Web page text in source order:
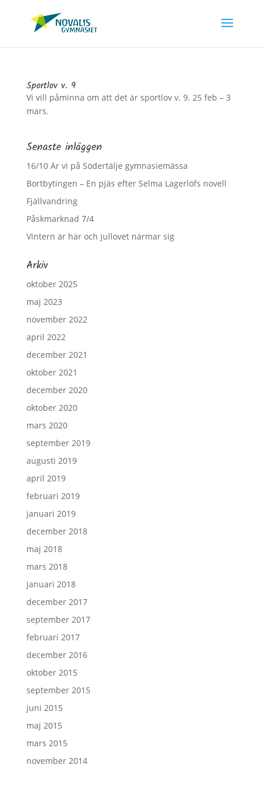
Sportlov v. 9
Vi vill påminna om att det är sportlov v. 9. 25 feb – 3
mars.
Senaste inläggen
16/10 Är vi på Södertälje gymnasiemässa
Bortbytingen – En pjäs efter Selma Lagerlöfs novell
Fjällvandring
Påskmarknad 7/4
Vintern är här och jullovet närmar sig
Arkiv
oktober 2025
maj 2023
november 2022
april 2022
december 2021
oktober 2021
december 2020
oktober 2020
mars 2020
september 2019
augusti 2019
april 2019
februari 2019
januari 2019
december 2018
maj 2018
mars 2018
januari 2018
december 2017
september 2017
februari 2017
december 2016
oktober 2015
september 2015
juni 2015
maj 2015
mars 2015
november 2014